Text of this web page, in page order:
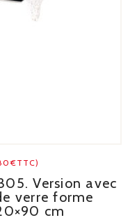
Version avec
verre forme
cm